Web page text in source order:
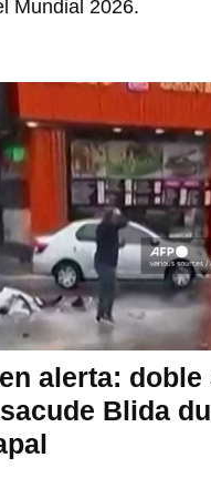
Mundial 2026.
alerta: doble
Blida